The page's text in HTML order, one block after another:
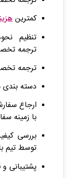
کمترین
تنظیم
ترجمه
ترجمه تخصصی به
دسته
ارجاع
با زمینه
بررسی
توسط تیم
پشتیبانی و